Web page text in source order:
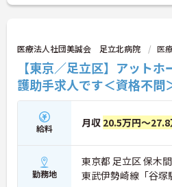
医療法人社団美誠会 足立北病院 医
【東京／足立区】アット
護助手求人です＜資格不問
給料 月収 20.5万円～27.8
勤務地
東京都 足立区 保木
東武伊勢崎線「谷塚